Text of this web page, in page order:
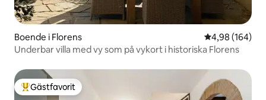
Boende i Florens 4,98 av 5 i
4,98 (164)
Underbar villa med vy som på vykort i historiska Florens
Populär gästfavorit
Gästfavorit